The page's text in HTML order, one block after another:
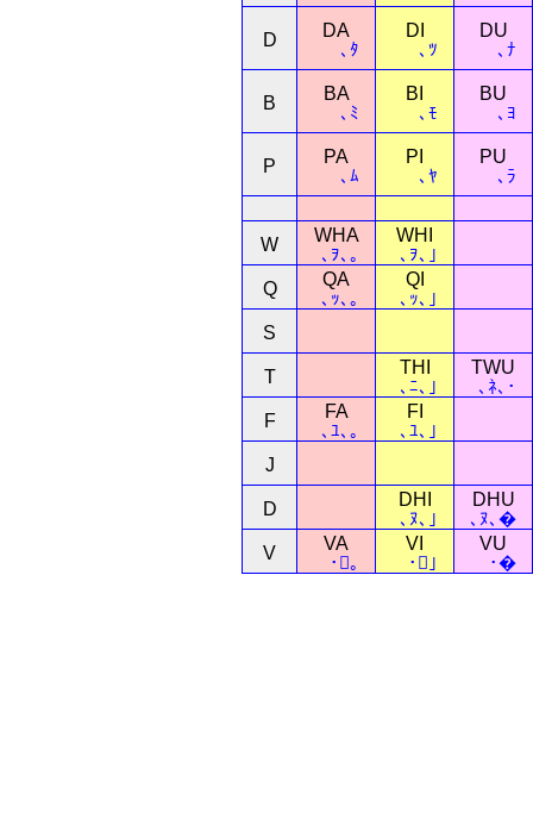
D
DA
､ﾀ
DI
､ﾂ
DU
､ﾅ
B
BA
､ﾐ
BI
､ﾓ
BU
､ﾖ
P
PA
､ﾑ
PI
､ﾔ
PU
､ﾗ
W
WHA
､ｦ､｡
WHI
､ｦ､｣
Q
QA
､ｯ､｡
QI
､ｯ､｣
S
T
THI
､ﾆ､｣
TWU
､ﾈ､･
F
FA
､ﾕ､｡
FI
､ﾕ､｣
J
D
DHI
､ﾇ､｣
DHU
､ﾇ､�
V
VA
･｡
VI
･｣
VU
･�